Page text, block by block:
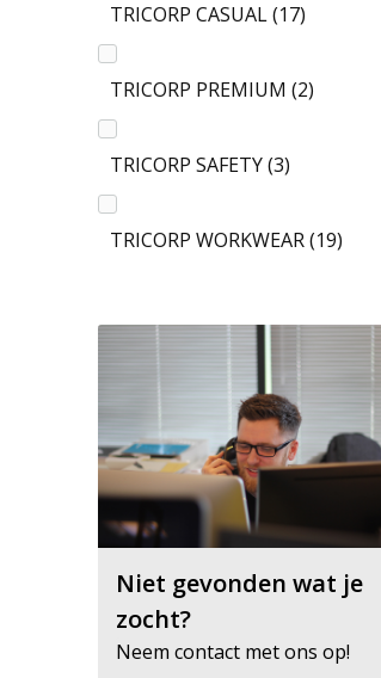
TRICORP CASUAL (17)
TRICORP PREMIUM (2)
TRICORP SAFETY (3)
TRICORP WORKWEAR (19)
Niet gevonden wat je
zocht?
Neem contact met ons op!